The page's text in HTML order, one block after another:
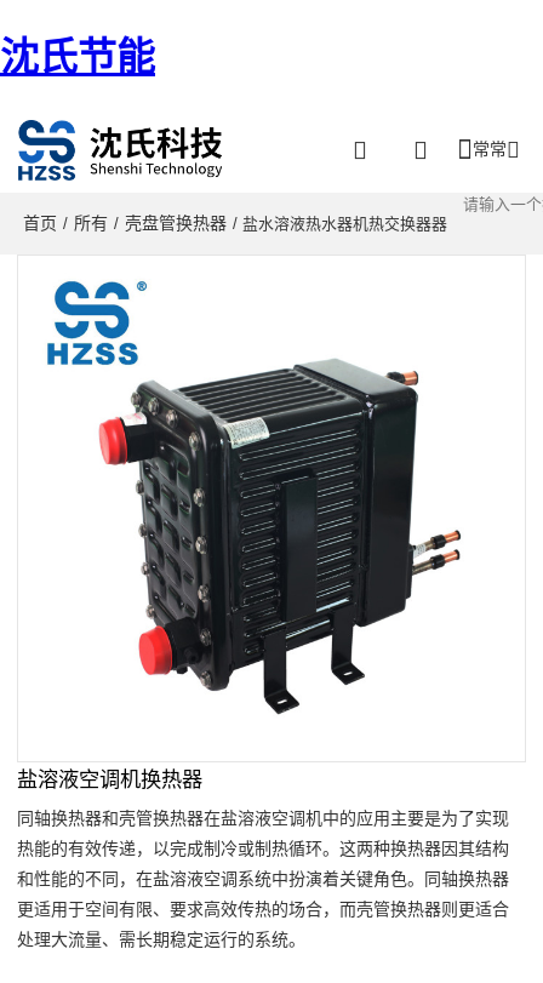
沈氏节能
常常
首页 / 所有 / 壳盘管换热器 / 盐水溶液热水器机热交换器器
盐溶液空调机换热器
同轴换热器和壳管换热器在盐溶液空调机中的应用主要是为了实现
热能的有效传递，以完成制冷或制热循环。这两种换热器因其结构
和性能的不同，在盐溶液空调系统中扮演着关键角色。同轴换热器
更适用于空间有限、要求高效传热的场合，而壳管换热器则更适合
处理大流量、需长期稳定运行的系统。